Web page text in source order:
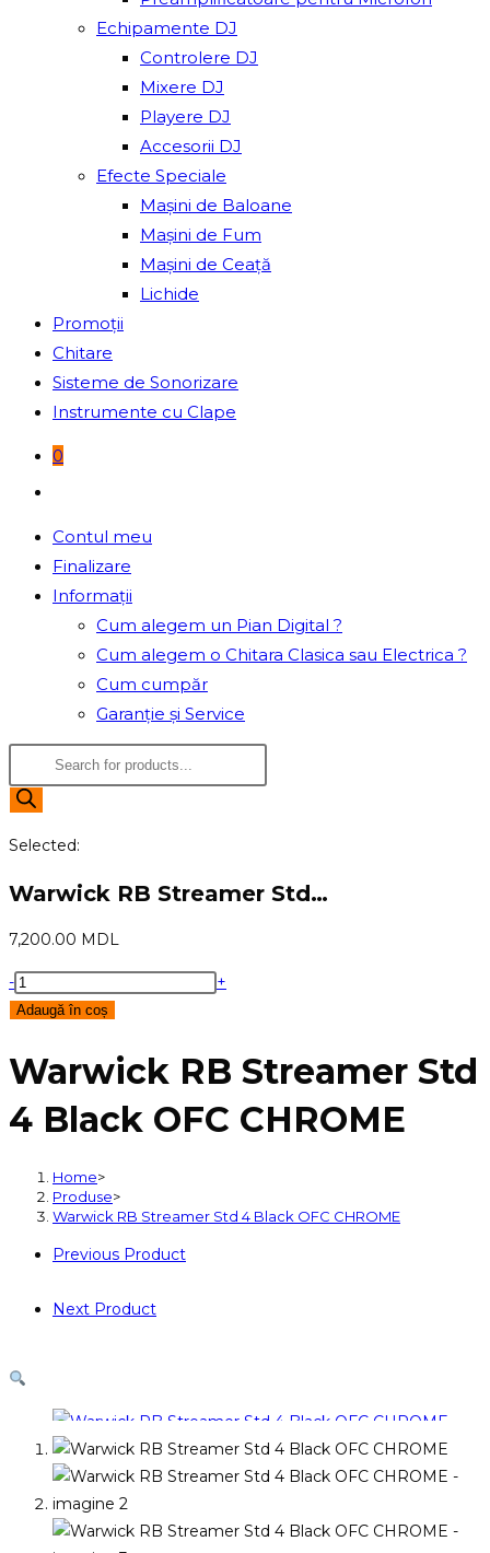
Echipamente DJ
Controlere DJ
Mixere DJ
Playere DJ
Accesorii DJ
Efecte Speciale
Mașini de Baloane
Mașini de Fum
Mașini de Ceață
Lichide
Promoții
Chitare
Sisteme de Sonorizare
Instrumente cu Clape
0
search
Contul meu
Finalizare
Informații
Cum alegem un Pian Digital ?
Cum alegem o Chitara Clasica sau Electrica ?
Cum cumpăr
Garanție și Service
Products
search
Selected:
Warwick RB Streamer Std…
7,200.00 MDL
Cantitate
Warwick
Streamer
Std
4
OFC
CHROME
- +
Adaugă în coș
Warwick RB Streamer Std
4 Black OFC CHROME
Home>
Produse>
Warwick RB Streamer Std 4 Black OFC CHROME
Previous Product
Next Product